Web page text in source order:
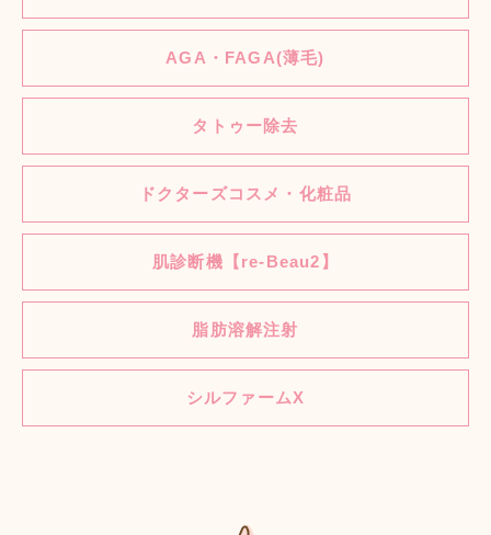
AGA・FAGA(薄毛)
タトゥー除去
ドクターズコスメ・化粧品
肌診断機【re-Beau2】
脂肪溶解注射
シルファームX